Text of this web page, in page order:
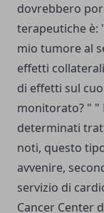
dovrebbero
terapeutiche è:
mio tumore al
effetti
di effetti sul
monitorato? " "
determinati
noti, questo
avvenire,
servizio di
Cancer Center